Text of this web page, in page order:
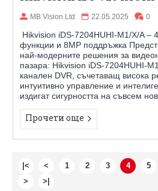
MB Vision Ltd 22.05.2025 0
Hikvision iDS-7204HUHI-M1/X/A –
функции и 8MP поддръжка
най-модерните решения за
пазара: Hikvision iDS-7204HUHI-
канален DVR, съчетаващ висока
интуитивно управление и
издигат сигурността на съвсем
Прочети още
|< < 1 2 3 4 5
>
>|